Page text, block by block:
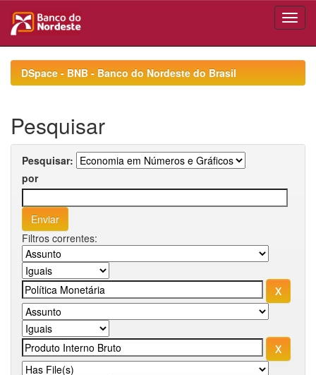
navigationDSpace - BNB - Banco do Nordeste do Brasil
Pesquisar
Pesquisar:
por
Filtros correntes: